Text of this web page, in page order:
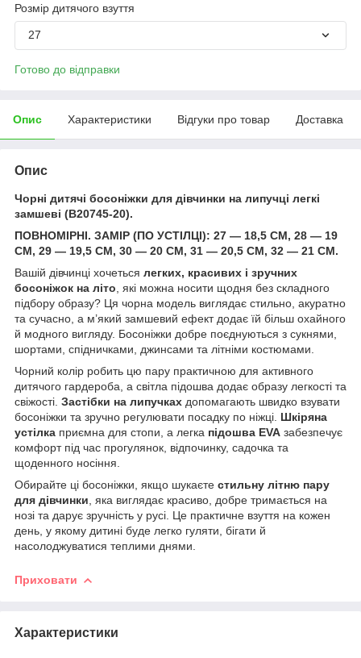
Розмір дитячого взуття
27
Готово до відправки
Опис Характеристики Відгуки про товар Доставка
Опис
Чорні дитячі босоніжки для дівчинки на липучці легкі
замшеві (B20745-20).
ПОВНОМІРНІ. ЗАМІР (ПО УСТІЛЦІ): 27 — 18,5 СМ, 28 — 19
СМ, 29 — 19,5 СМ, 30 — 20 СМ, 31 — 20,5 СМ, 32 — 21 СМ.
Вашій дівчинці хочеться легких, красивих і зручних
босоніжок на літо , які можна носити щодня без складного
підбору образу? Ця чорна модель виглядає стильно, акуратно
та сучасно, а м’який замшевий ефект додає їй більш охайного
й модного вигляду. Босоніжки добре поєднуються з сукнями,
шортами, спідничками, джинсами та літніми костюмами.
Чорний колір робить цю пару практичною для активного
дитячого гардероба, а світла підошва додає образу легкості та
свіжості. Застібки на липучках допомагають швидко взувати
босоніжки та зручно регулювати посадку по ніжці. Шкіряна
устілка приємна для стопи, а легка підошва EVA забезпечує
комфорт під час прогулянок, відпочинку, садочка та
щоденного носіння.
Обирайте ці босоніжки, якщо шукаєте стильну літню пару
для дівчинки , яка виглядає красиво, добре тримається на
нозі та дарує зручність у русі. Це практичне взуття на кожен
день, у якому дитині буде легко гуляти, бігати й
насолоджуватися теплими днями.
Приховати
Характеристики